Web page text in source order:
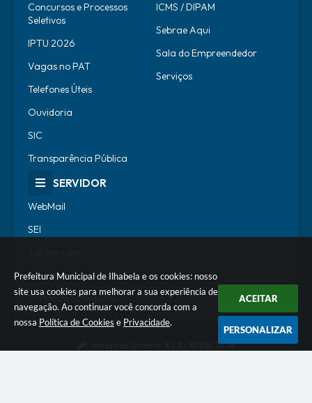
Prefeitura Municipal de Ilhabela e os cookies: nosso
site usa cookies para melhorar a sua experiência de
navegação. Ao continuar você concorda com a
nossa Política de Cookies e Privacidade.
ACEITAR
PERSONALIZAR
Concursos e Processos
Seletivos
IPTU 2026
Vagas no PAT
Telefones Úteis
Ouvidoria
SIC
Transparência Pública
ICMS / DIPAM
Sebrae Aqui
Sala do Empreendedor
Serviços
SERVIDOR
WebMail
SEI
Escola de Governo
Portal do Estagiário
3.5.3 - 19/06/2026